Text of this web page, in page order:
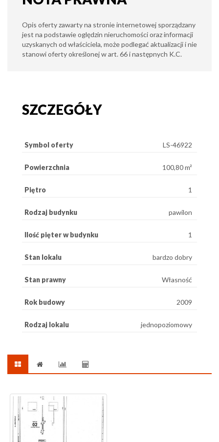
Opis oferty zawarty na stronie internetowej sporządzany
jest na podstawie oględzin nieruchomości oraz informacji
uzyskanych od właściciela, może podlegać aktualizacji i nie
stanowi oferty określonej w art. 66 i następnych K.C.
SZCZEGÓŁY
Symbol oferty LS-46922
Powierzchnia 100,80 m²
Piętro 1
Rodzaj budynku pawilon
Ilość pięter w budynku 1
Stan lokalu bardzo dobry
Stan prawny Własność
Rok budowy 2009
Rodzaj lokalu jednopoziomowy